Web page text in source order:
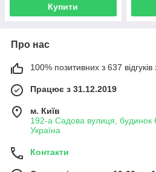
Купити
Про нас
100% позитивних з 637 відгуків
Працює з 31.12.2019
м. Київ
192-а Садова вулиця, будинок
Україна
Контакти